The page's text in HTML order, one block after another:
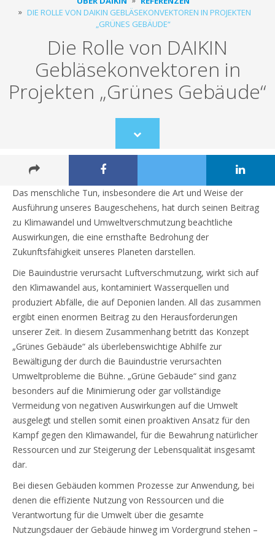
DIE ROLLE VON DAIKIN GEBLÄSEKONVEKTOREN IN PROJEKTEN
„GRÜNES GEBÄUDE“
Die Rolle von DAIKIN
Gebläsekonvektoren in
Projekten „Grünes Gebäude“
Scroll
to
Das menschliche Tun, insbesondere die Art und Weise der
Ausführung unseres Baugeschehens, hat durch seinen Beitrag
zu Klimawandel und Umweltverschmutzung beachtliche
Auswirkungen, die eine ernsthafte Bedrohung der
Zukunftsfähigkeit unseres Planeten darstellen.
Die Bauindustrie verursacht Luftverschmutzung, wirkt sich auf
den Klimawandel aus, kontaminiert Wasserquellen und
produziert Abfälle, die auf Deponien landen. All das zusammen
ergibt einen enormen Beitrag zu den Herausforderungen
unserer Zeit. In diesem Zusammenhang betritt das Konzept
„Grünes Gebäude“ als überlebenswichtige Abhilfe zur
Bewältigung der durch die Bauindustrie verursachten
Umweltprobleme die Bühne. „Grüne Gebäude“ sind ganz
besonders auf die Minimierung oder gar vollständige
Vermeidung von negativen Auswirkungen auf die Umwelt
ausgelegt und stellen somit einen proaktiven Ansatz für den
Kampf gegen den Klimawandel, für die Bewahrung natürlicher
Ressourcen und zur Steigerung der Lebensqualität insgesamt
dar.
Bei diesen Gebäuden kommen Prozesse zur Anwendung, bei
denen die effiziente Nutzung von Ressourcen und die
Verantwortung für die Umwelt über die gesamte
Nutzungsdauer der Gebäude hinweg im Vordergrund stehen –